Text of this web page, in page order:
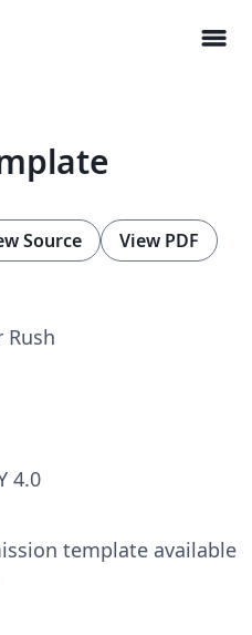
menu
Source View PDF
Rush
4.0
template available